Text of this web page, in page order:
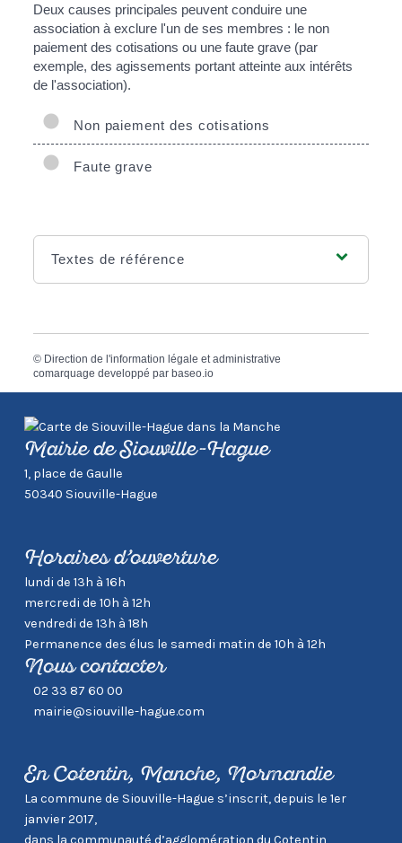
Deux causes principales peuvent conduire une
association à exclure l'un de ses membres : le non
paiement des cotisations ou une faute grave (par
exemple, des agissements portant atteinte aux intérêts
de l'association).
Non paiement des cotisations
Faute grave
Textes de référence
© Direction de l'information légale et administrative
comarquage developpé par baseo.io
Mairie de Siouville-Hague
1, place de Gaulle
50340 Siouville-Hague
Horaires d’ouverture
lundi de 13h à 16h
mercredi de 10h à 12h
vendredi de 13h à 18h
Permanence des élus le samedi matin de 10h à 12h
Nous contacter
02 33 87 60 00
mairie@siouville-hague.com
En Cotentin, Manche, Normandie
La commune de Siouville-Hague s’inscrit, depuis le 1er
janvier 2017,
dans la communauté d’agglomération du Cotentin,